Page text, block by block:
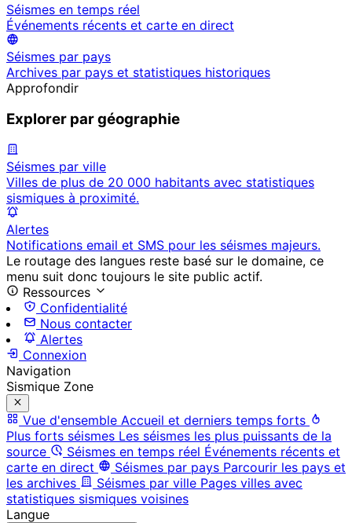
Séismes en temps réel
Événements récents et carte en direct
Séismes par pays
Archives par pays et statistiques historiques
Approfondir
Explorer par géographie
Séismes par ville
Villes de plus de 20 000 habitants avec statistiques
sismiques à proximité.
Alertes
Notifications email et SMS pour les séismes majeurs.
Le routage des langues reste basé sur le domaine, ce
menu suit donc toujours le site public actif.
Ressources
Confidentialité
Nous contacter
Alertes
Connexion
Navigation
Sismique Zone
Vue d'ensemble Accueil et derniers temps forts
Plus forts séismes Les séismes les plus puissants de la
source
Séismes en temps réel Événements récents et
carte en direct
Séismes par pays Parcourir les pays et
les archives
Séismes par ville Pages villes avec
statistiques sismiques voisines
Langue